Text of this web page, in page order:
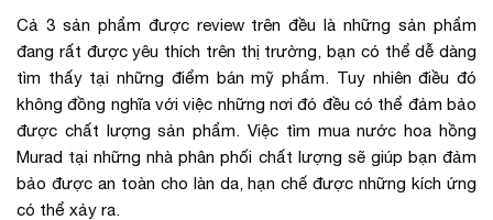
Cả 3 sản phẩm được review trên đều là những sản phẩm
đang rất được yêu thích trên thị trường, bạn có thể dễ dàng
tìm thấy tại những điểm bán mỹ phẩm. Tuy nhiên điều đó
không đồng nghĩa với việc những nơi đó đều có thể đảm bảo
được chất lượng sản phẩm. Việc tìm mua nước hoa hồng
Murad tại những nhà phân phối chất lượng sẽ giúp bạn đảm
bảo được an toàn cho làn da, hạn chế được những kích ứng
có thể xảy ra.